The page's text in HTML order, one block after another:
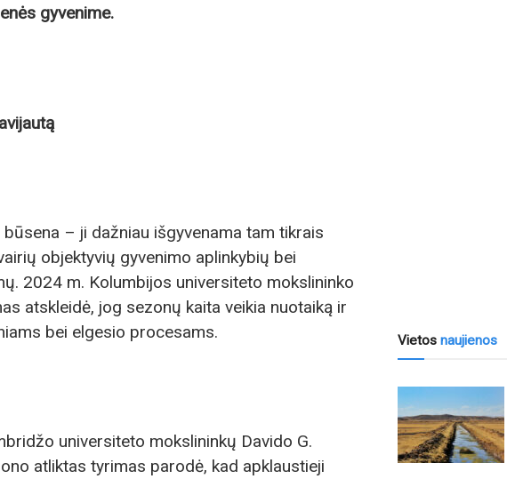
gyvenime.
– ji dažniau išgyvenama tam tikrais
objektyvių gyvenimo aplinkybių bei
2024 m. Kolumbijos universiteto mokslininko
atskleidė, jog sezonų kaita veikia nuotaiką ir
bei elgesio procesams.
universiteto mokslininkų Davido G.
atliktas tyrimas parodė, kad apklaustieji
Vietos naujienos